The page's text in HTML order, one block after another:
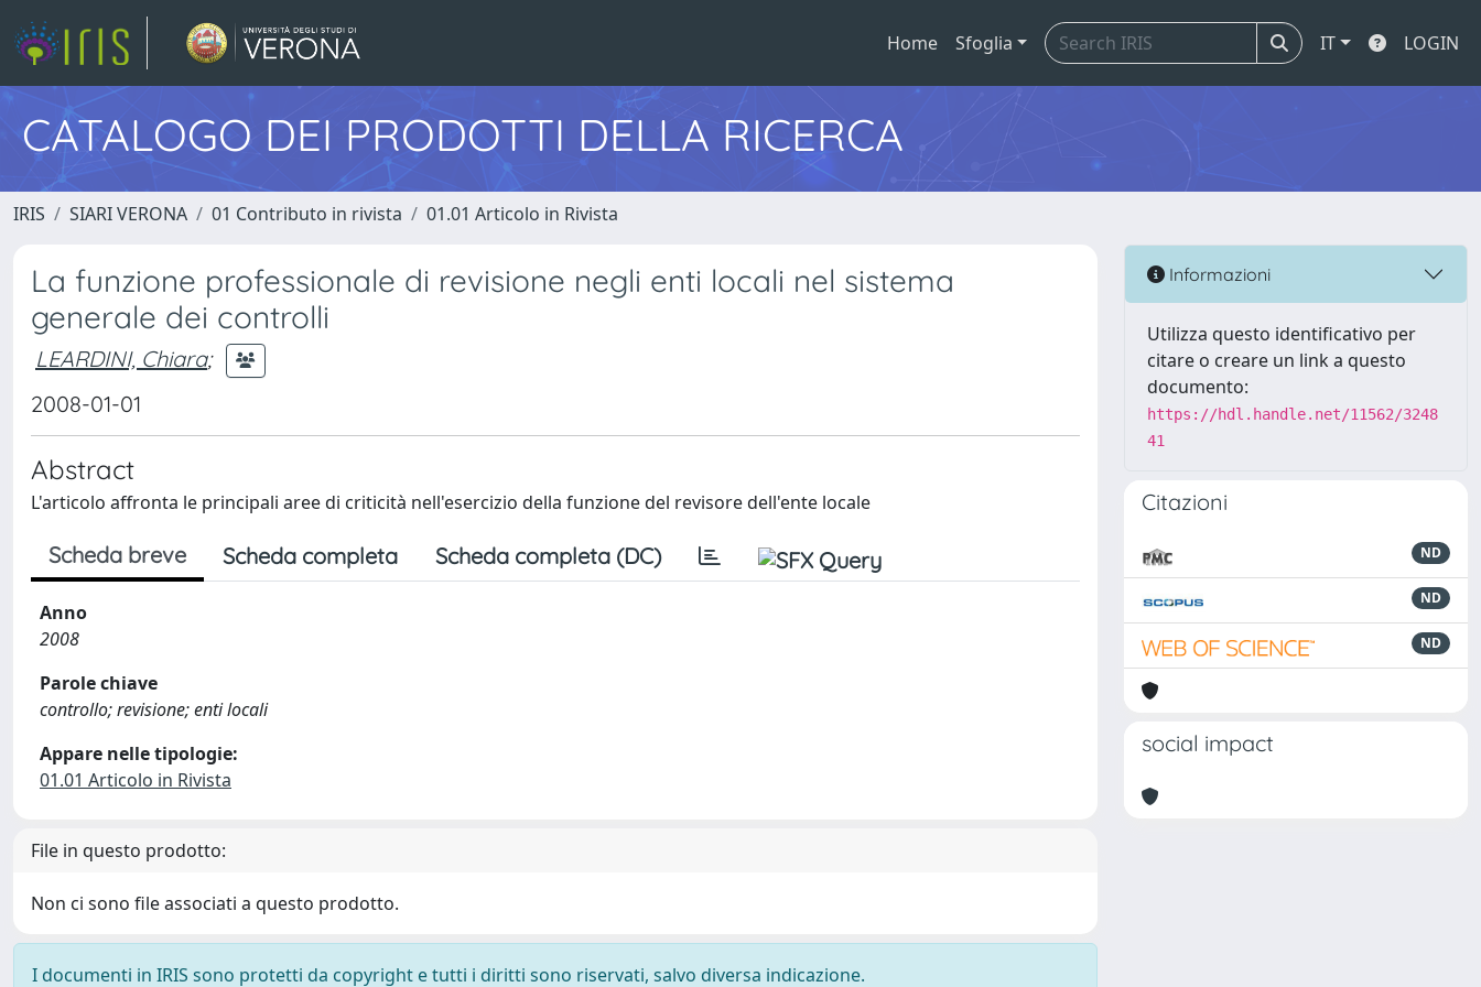
Home Sfoglia IT LOGIN
CATALOGO DEI PRODOTTI DELLA RICERCA
IRIS SIARI VERONA 01 Contributo in rivista 01.01 Articolo in Rivista
La funzione professionale di revisione negli enti locali nel sistema
generale dei controlli
LEARDINI, Chiara;
2008-01-01
Abstract
L'articolo affronta le principali aree di criticità nell'esercizio della funzione del revisore dell'ente locale
Scheda breve Scheda completa Scheda completa (DC)
Anno
2008
Parole chiave
controllo; revisione; enti locali
Appare nelle tipologie:
01.01 Articolo in Rivista
File in questo prodotto:
Non ci sono file associati a questo prodotto.
I documenti in IRIS sono protetti da copyright e tutti i diritti sono riservati, salvo diversa indicazione.
Informazioni
Utilizza questo identificativo per
citare o creare un link a questo
documento:
https://hdl.handle.net/11562/3248
41
Citazioni
ND
ND
ND
social impact